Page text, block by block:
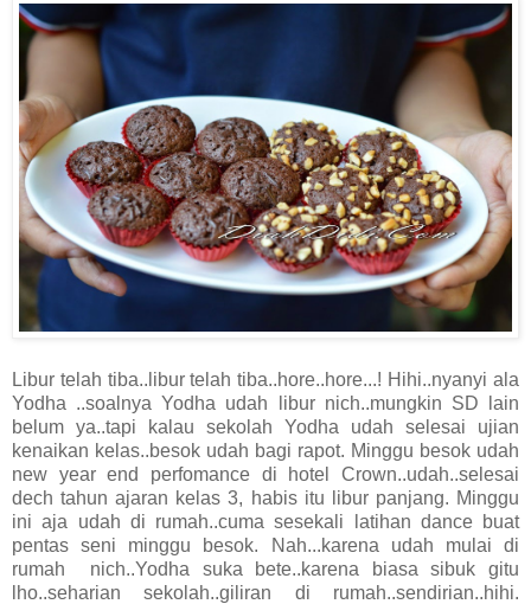
Libur telah tiba..libur telah tiba..hore..hore...! Hihi..nyanyi ala
Yodha ..soalnya Yodha udah libur nich..mungkin SD lain
belum ya..tapi kalau sekolah Yodha udah selesai ujian
kenaikan kelas..besok udah bagi rapot. Minggu besok udah
new year end perfomance di hotel Crown..udah..selesai
dech tahun ajaran kelas 3, habis itu libur panjang. Minggu
ini aja udah di rumah..cuma sesekali latihan dance buat
pentas seni minggu besok. Nah...karena udah mulai di
rumah nich..Yodha suka bete..karena biasa sibuk gitu
lho..seharian sekolah..giliran di rumah..sendirian..hihi.